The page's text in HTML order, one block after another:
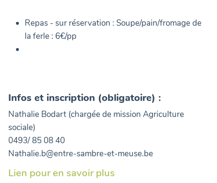
Repas - sur réservation : Soupe/pain/fromage de
la ferle : 6€/pp
Infos et inscription (obligatoire) :
Nathalie Bodart (chargée de mission Agriculture
sociale)
0493/ 85 08 40
Nathalie.b@entre-sambre-et-meuse.be
Lien pour en savoir plus